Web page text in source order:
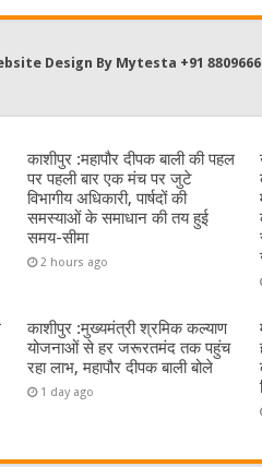
at
s
p
p
Design By Mytesta +91
काशीपुर :महापौर दीपक बाली की पहल
पर पहली बार एक मंच पर जुटे
विभागीय अधिकारी, पार्षदों की
समस्याओं के समाधान की तय हुई
समय-सीमा
2 hours ago
काशीपुर :मुख्यमंत्री श्रमिक कल्याण
योजनाओं से हर जरूरतमंद तक पहुंच
रहा लाभ, महापौर दीपक बाली बोले
1 day ago